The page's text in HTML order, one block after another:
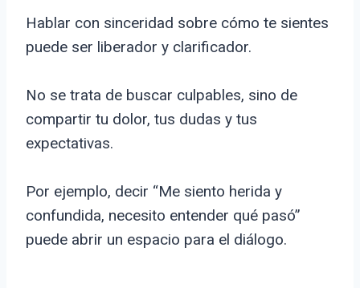
Hablar con sinceridad sobre cómo te sientes
puede ser liberador y clarificador.
No se trata de buscar culpables, sino de
compartir tu dolor, tus dudas y tus
expectativas.
Por ejemplo, decir “Me siento herida y
confundida, necesito entender qué pasó”
puede abrir un espacio para el diálogo.